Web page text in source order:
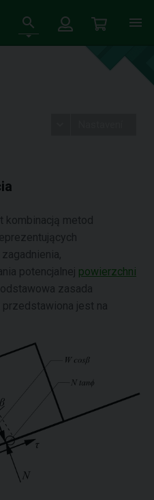
kombinacją metod
potencjalnej powierzchni
zasada
jest na